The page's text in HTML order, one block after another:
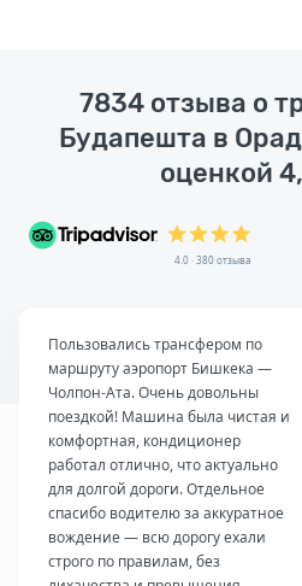
7834 отзыва о
Будапешта в
оценкой
4.0 · 380 отзыва
Пользовались трансфером по
маршруту аэропорт Бишкека —
Чолпон-Ата. Очень довольны
поездкой! Машина была чистая и
комфортная, кондиционер
работал отлично, что актуально
для долгой дороги. Отдельное
спасибо водителю за аккуратное
вождение — всю дорогу ехали
строго по правилам, без